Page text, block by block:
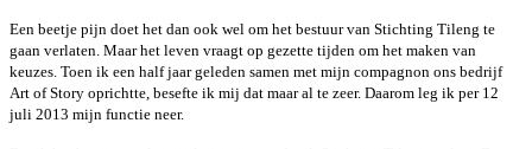
Een beetje pijn doet het dan ook wel om het bestuur van Stichting Tileng te
gaan verlaten. Maar het leven vraagt op gezette tijden om het maken van
keuzes. Toen ik een half jaar geleden samen met mijn compagnon ons bedrijf
Art of Story oprichtte, besefte ik mij dat maar al te zeer. Daarom leg ik per 12
juli 2013 mijn functie neer.